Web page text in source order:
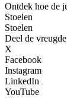
Ontdek hoe de
Stoelen
Stoelen
Deel de vreugde
X
Facebook
Instagram
LinkedIn
YouTube